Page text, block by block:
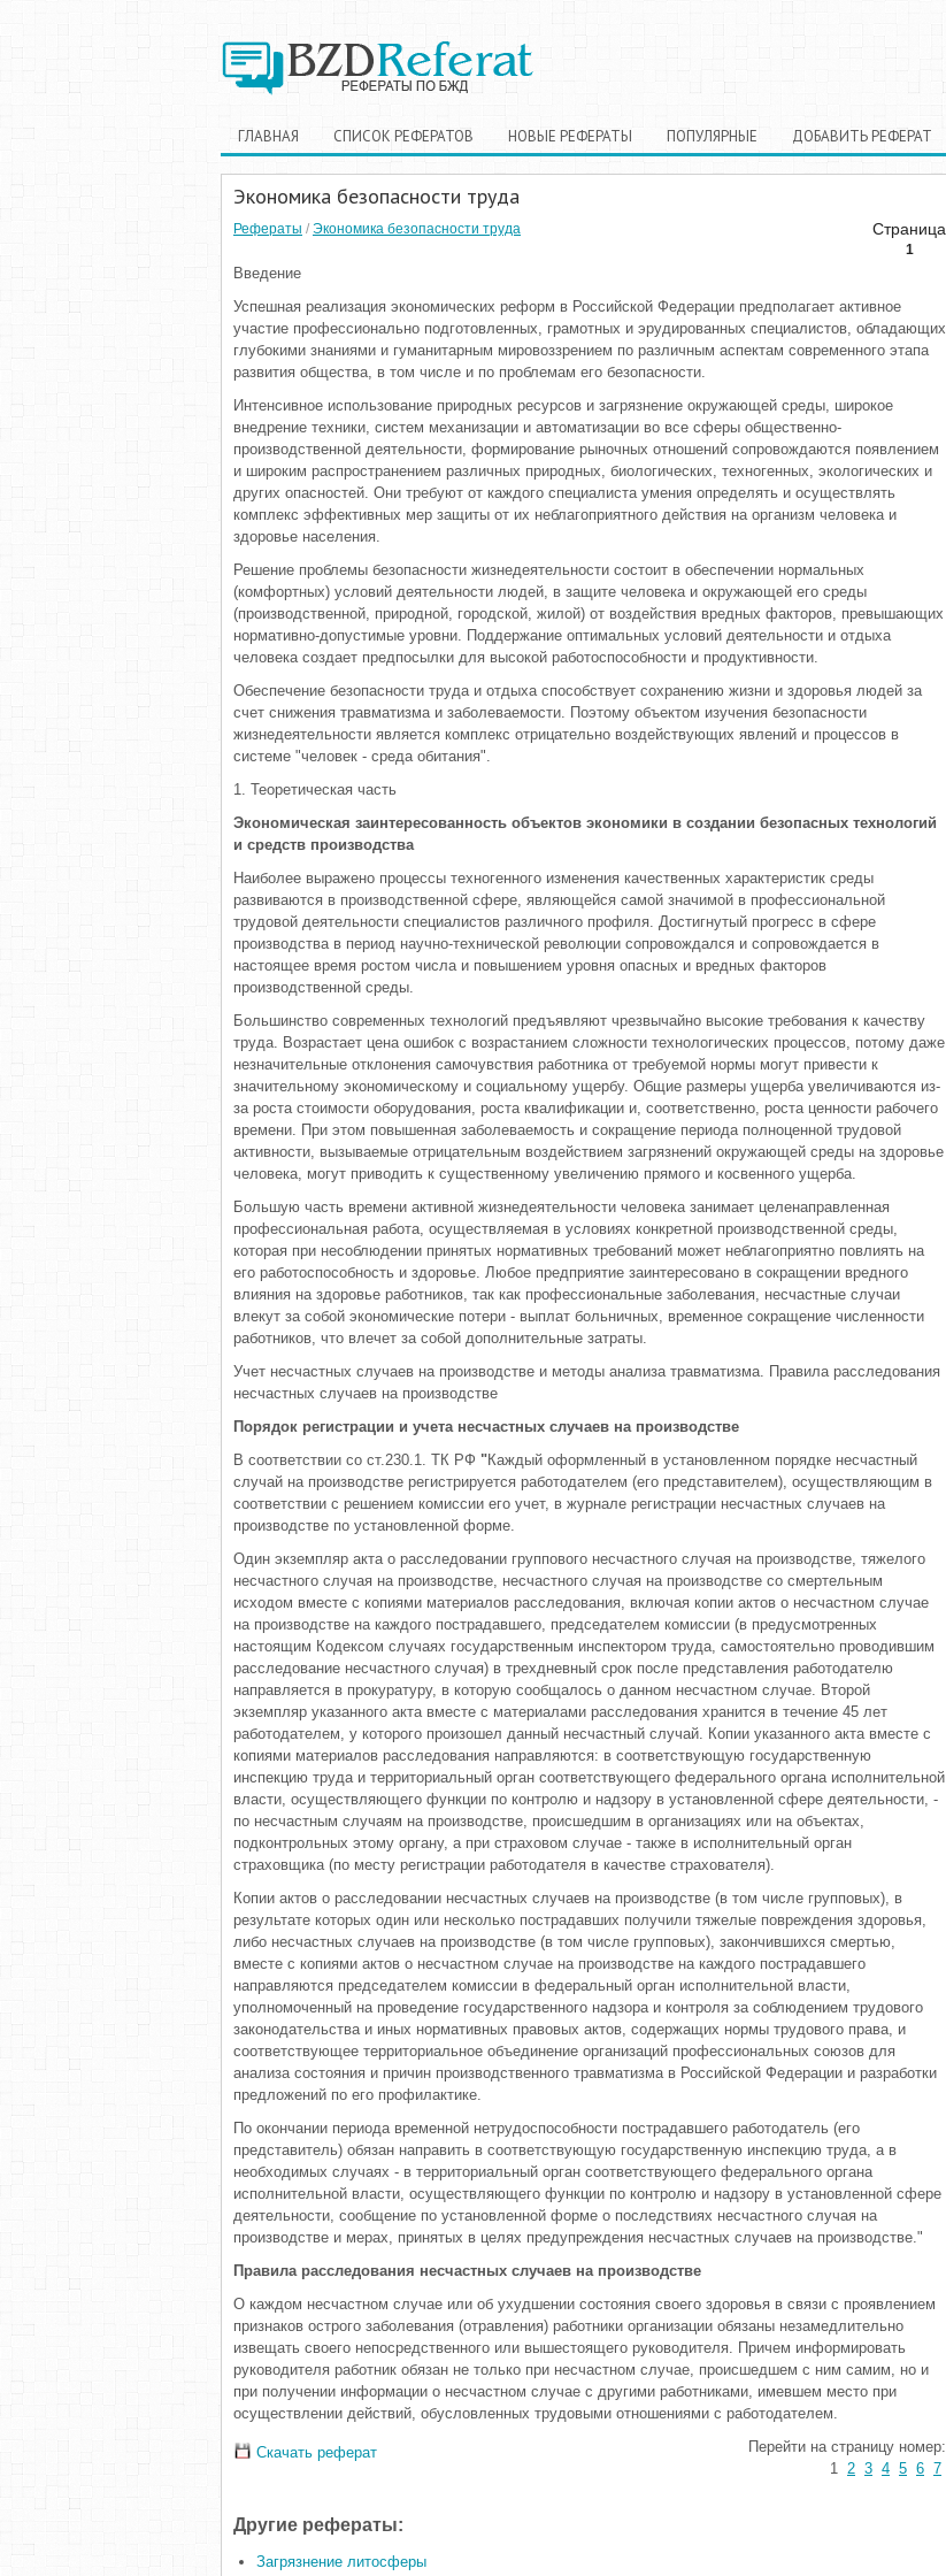
ГЛАВНАЯ СПИСОК РЕФЕРАТОВ НОВЫЕ РЕФЕРАТЫ ПОПУЛЯРНЫЕ ДОБАВИТЬ РЕФЕРАТ
Экономика безопасности труда
Страница
1
Рефераты / Экономика безопасности труда
Введение
Успешная реализация экономических реформ в Российской Федерации предполагает активное
участие профессионально подготовленных, грамотных и эрудированных специалистов, обладающих
глубокими знаниями и гуманитарным мировоззрением по различным аспектам современного этапа
развития общества, в том числе и по проблемам его безопасности.
Интенсивное использование природных ресурсов и загрязнение окружающей среды, широкое
внедрение техники, систем механизации и автоматизации во все сферы общественно-
производственной деятельности, формирование рыночных отношений сопровождаются появлением
и широким распространением различных природных, биологических, техногенных, экологических и
других опасностей. Они требуют от каждого специалиста умения определять и осуществлять
комплекс эффективных мер защиты от их неблагоприятного действия на организм человека и
здоровье населения.
Решение проблемы безопасности жизнедеятельности состоит в обеспечении нормальных
(комфортных) условий деятельности людей, в защите человека и окружающей его среды
(производственной, природной, городской, жилой) от воздействия вредных факторов, превышающих
нормативно-допустимые уровни. Поддержание оптимальных условий деятельности и отдыха
человека создает предпосылки для высокой работоспособности и продуктивности.
Обеспечение безопасности труда и отдыха способствует сохранению жизни и здоровья людей за
счет снижения травматизма и заболеваемости. Поэтому объектом изучения безопасности
жизнедеятельности является комплекс отрицательно воздействующих явлений и процессов в
системе "человек - среда обитания".
1. Теоретическая часть
Экономическая заинтересованность объектов экономики в создании безопасных технологий
и средств производства
Наиболее выражено процессы техногенного изменения качественных характеристик среды
развиваются в производственной сфере, являющейся самой значимой в профессиональной
трудовой деятельности специалистов различного профиля. Достигнутый прогресс в сфере
производства в период научно-технической революции сопровождался и сопровождается в
настоящее время ростом числа и повышением уровня опасных и вредных факторов
производственной среды.
Большинство современных технологий предъявляют чрезвычайно высокие требования к качеству
труда. Возрастает цена ошибок с возрастанием сложности технологических процессов, потому даже
незначительные отклонения самочувствия работника от требуемой нормы могут привести к
значительному экономическому и социальному ущербу. Общие размеры ущерба увеличиваются из-
за роста стоимости оборудования, роста квалификации и, соответственно, роста ценности рабочего
времени. При этом повышенная заболеваемость и сокращение периода полноценной трудовой
активности, вызываемые отрицательным воздействием загрязнений окружающей среды на здоровье
человека, могут приводить к существенному увеличению прямого и косвенного ущерба.
Большую часть времени активной жизнедеятельности человека занимает целенаправленная
профессиональная работа, осуществляемая в условиях конкретной производственной среды,
которая при несоблюдении принятых нормативных требований может неблагоприятно повлиять на
его работоспособность и здоровье. Любое предприятие заинтересовано в сокращении вредного
влияния на здоровье работников, так как профессиональные заболевания, несчастные случаи
влекут за собой экономические потери - выплат больничных, временное сокращение численности
работников, что влечет за собой дополнительные затраты.
Учет несчастных случаев на производстве и методы анализа травматизма. Правила расследования
несчастных случаев на производстве
Порядок регистрации и учета несчастных случаев на производстве
В соответствии со ст.230.1. ТК РФ "Каждый оформленный в установленном порядке несчастный
случай на производстве регистрируется работодателем (его представителем), осуществляющим в
соответствии с решением комиссии его учет, в журнале регистрации несчастных случаев на
производстве по установленной форме.
Один экземпляр акта о расследовании группового несчастного случая на производстве, тяжелого
несчастного случая на производстве, несчастного случая на производстве со смертельным
исходом вместе с копиями материалов расследования, включая копии актов о несчастном случае
на производстве на каждого пострадавшего, председателем комиссии (в предусмотренных
настоящим Кодексом случаях государственным инспектором труда, самостоятельно проводившим
расследование несчастного случая) в трехдневный срок после представления работодателю
направляется в прокуратуру, в которую сообщалось о данном несчастном случае. Второй
экземпляр указанного акта вместе с материалами расследования хранится в течение 45 лет
работодателем, у которого произошел данный несчастный случай. Копии указанного акта вместе с
копиями материалов расследования направляются: в соответствующую государственную
инспекцию труда и территориальный орган соответствующего федерального органа исполнительной
власти, осуществляющего функции по контролю и надзору в установленной сфере деятельности, -
по несчастным случаям на производстве, происшедшим в организациях или на объектах,
подконтрольных этому органу, а при страховом случае - также в исполнительный орган
страховщика (по месту регистрации работодателя в качестве страхователя).
Копии актов о расследовании несчастных случаев на производстве (в том числе групповых), в
результате которых один или несколько пострадавших получили тяжелые повреждения здоровья,
либо несчастных случаев на производстве (в том числе групповых), закончившихся смертью,
вместе с копиями актов о несчастном случае на производстве на каждого пострадавшего
направляются председателем комиссии в федеральный орган исполнительной власти,
уполномоченный на проведение государственного надзора и контроля за соблюдением трудового
законодательства и иных нормативных правовых актов, содержащих нормы трудового права, и
соответствующее территориальное объединение организаций профессиональных союзов для
анализа состояния и причин производственного травматизма в Российской Федерации и разработки
предложений по его профилактике.
По окончании периода временной нетрудоспособности пострадавшего работодатель (его
представитель) обязан направить в соответствующую государственную инспекцию труда, а в
необходимых случаях - в территориальный орган соответствующего федерального органа
исполнительной власти, осуществляющего функции по контролю и надзору в установленной сфере
деятельности, сообщение по установленной форме о последствиях несчастного случая на
производстве и мерах, принятых в целях предупреждения несчастных случаев на производстве."
Правила расследования несчастных случаев на производстве
О каждом несчастном случае или об ухудшении состояния своего здоровья в связи с проявлением
признаков острого заболевания (отравления) работники организации обязаны незамедлительно
извещать своего непосредственного или вышестоящего руководителя. Причем информировать
руководителя работник обязан не только при несчастном случае, происшедшем с ним самим, но и
при получении информации о несчастном случае с другими работниками, имевшем место при
осуществлении действий, обусловленных трудовыми отношениями с работодателем.
Скачать реферат
Перейти на страницу номер:
1 2 3 4 5 6 7
Другие рефераты:
Загрязнение литосферы